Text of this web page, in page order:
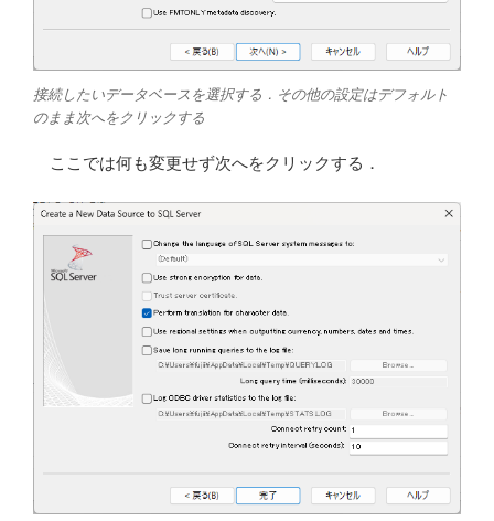
接続したいデータベースを選択する．その他の設定はデフォルト
のまま次へをクリックする
ここでは何も変更せず次へをクリックする．